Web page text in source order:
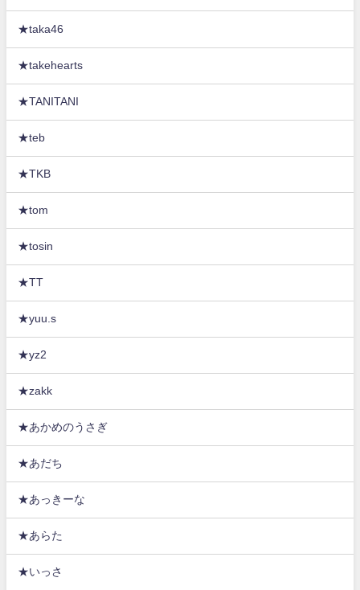
★taka46
★takehearts
★TANITANI
★teb
★TKB
★tom
★tosin
★TT
★yuu.s
★yz2
★zakk
★あかめのうさぎ
★あだち
★あっきーな
★あらた
★いっさ